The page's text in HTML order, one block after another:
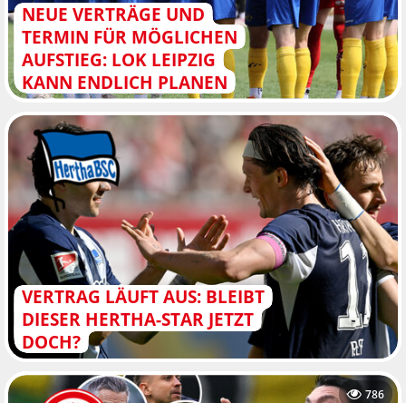
NEUE VERTRÄGE UND
TERMIN FÜR MÖGLICHEN
AUFSTIEG: LOK LEIPZIG
KANN ENDLICH PLANEN
VERTRAG LÄUFT AUS: BLEIBT
DIESER HERTHA-STAR JETZT
DOCH?
786